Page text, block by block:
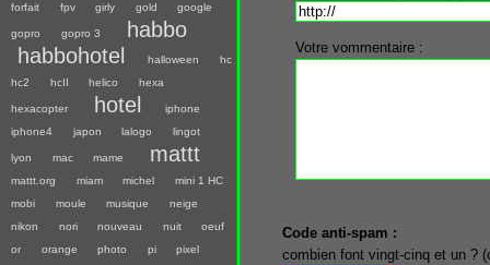
Votre vommentaire :
Code anti-spam :
combien font vingt-cinq et un ?
forfait
fpv girly gold google
gopro gopro 3
habbo
habbohotel
halloween
hc
hc2
hcII helico hexa
hexacopter hotel
iphone
iphone4
japon lalogo lingot
lyon mac mame mattt
mattt.org miam michel
mini 1 HC
mobi
moule musique
neige
nikon
nori nouveau nuit
oeuf
or
orange photo pi
pixel